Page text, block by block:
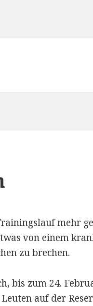
mehr
von einem
zu brechen.
bis zum 24.
auf der